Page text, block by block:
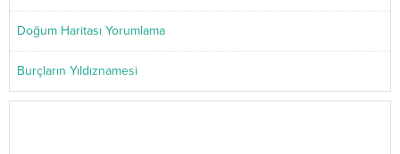
Doğum Haritası Yorumlama
Burçların Yıldıznamesi